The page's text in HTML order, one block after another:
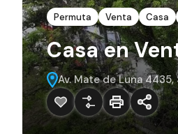
Permuta Venta Casa
Casa en
Av. Mate de Luna